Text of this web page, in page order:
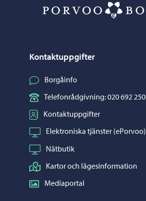
Kontaktuppgifter
Borgåinfo
Telefonrådgivning: 020 692 250
Kontaktuppgifter
Elektroniska tjänster (ePorvoo)
Nätbutik
Kartor och lägesinformation
Mediaportal